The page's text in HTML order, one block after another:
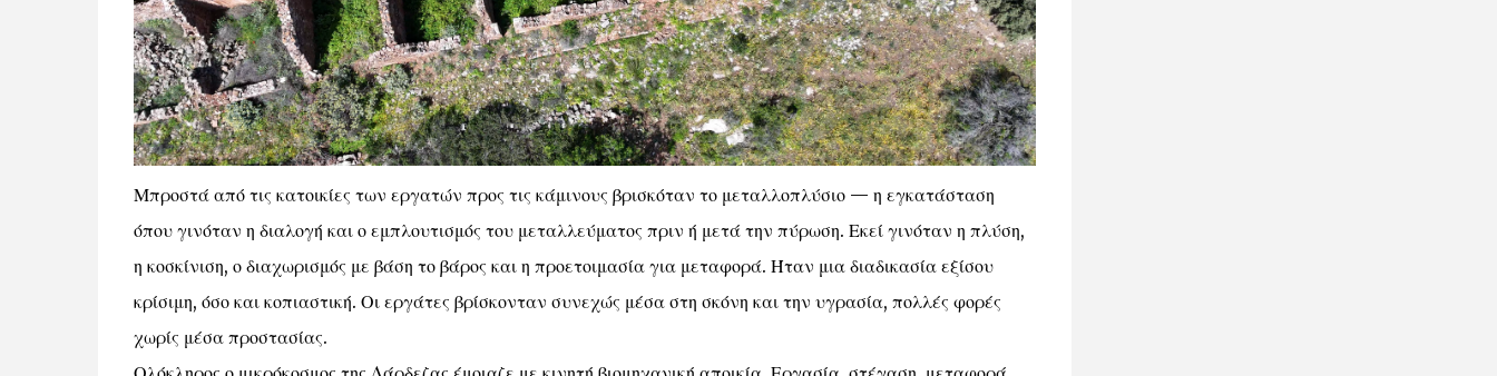
Μπροστά από τις κατοικίες των εργατών προς τις κάμινους βρισκόταν το μεταλλοπλύσιο — η εγκατάσταση
όπου γινόταν η διαλογή και ο εμπλουτισμός του μεταλλεύματος πριν ή μετά την πύρωση. Εκεί γινόταν η πλύση,
η κοσκίνιση, ο διαχωρισμός με βάση το βάρος και η προετοιμασία για μεταφορά. Ήταν μια διαδικασία εξίσου
κρίσιμη, όσο και κοπιαστική. Οι εργάτες βρίσκονταν συνεχώς μέσα στη σκόνη και την υγρασία, πολλές φορές
χωρίς μέσα προστασίας.